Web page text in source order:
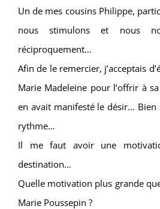
Un de mes cousins Philippe,
nous stimulons et nous
réciproquement…
Afin de le remercier, j’acceptais
Marie Madeleine pour l’offrir à
en avait manifesté le désir…
rythme…
Il me faut avoir une
destination…
Quelle motivation plus grande
Marie Poussepin ?